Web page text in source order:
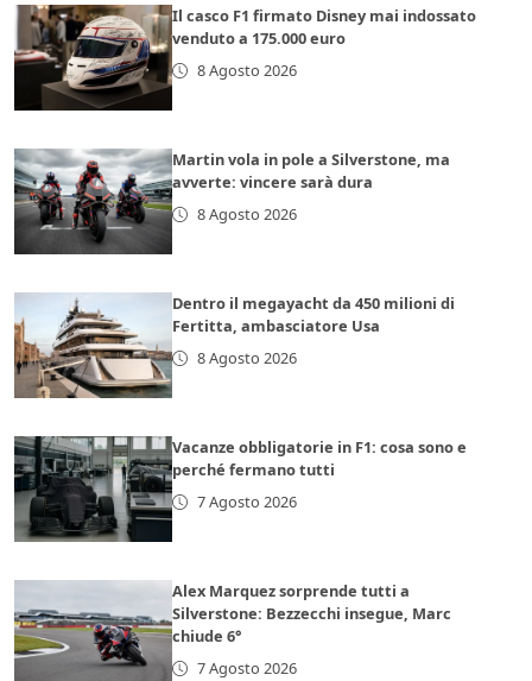
Il casco F1 firmato Disney mai indossato
venduto a 175.000 euro
8 Agosto 2026
Martin vola in pole a Silverstone, ma
avverte: vincere sarà dura
8 Agosto 2026
Dentro il megayacht da 450 milioni di
Fertitta, ambasciatore Usa
8 Agosto 2026
Vacanze obbligatorie in F1: cosa sono e
perché fermano tutti
7 Agosto 2026
Alex Marquez sorprende tutti a
Silverstone: Bezzecchi insegue, Marc
chiude 6°
7 Agosto 2026